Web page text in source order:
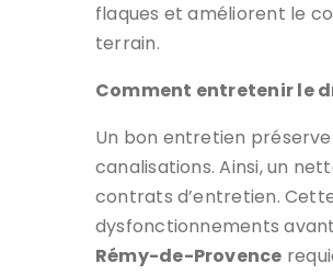
flaques et améliorent le
terrain.
Comment entretenir le
Un bon entretien
canalisations. Ainsi, un
contrats d’entretien.
dysfonctionnements avant
Rémy-de-Provence